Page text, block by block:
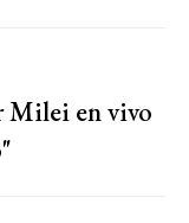
Milei en vivo